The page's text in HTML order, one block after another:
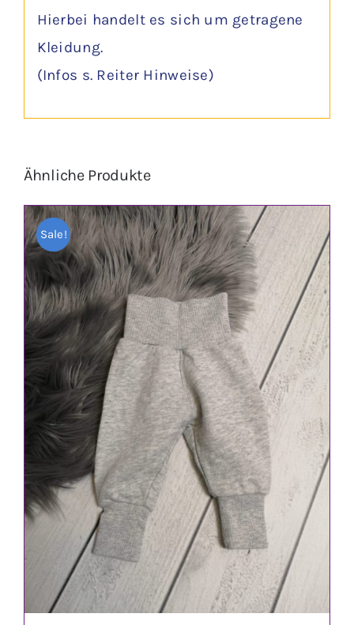
Hierbei handelt es sich um getragene
Kleidung.
(Infos s. Reiter Hinweise)
Ähnliche Produkte
Sale!